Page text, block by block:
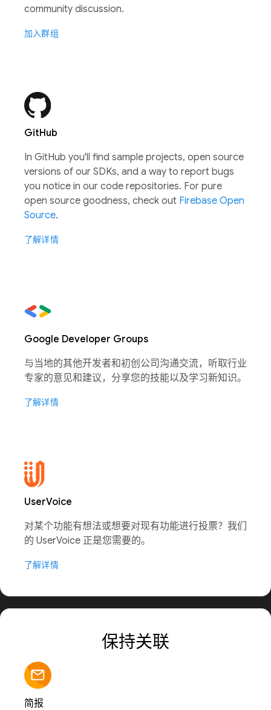
community discussion.
加入群组
GitHub
In GitHub you'll find sample projects, open source
versions of our SDKs, and a way to report bugs
you notice in our code repositories. For pure
open source goodness, check out Firebase Open
Source.
了解详情
Google Developer Groups
与当地的其他开发者和初创公司沟通交流，听取行业
专家的意见和建议，分享您的技能以及学习新知识。
了解详情
UserVoice
对某个功能有想法或想要对现有功能进行投票？我们
的 UserVoice 正是您需要的。
了解详情
保持关联
简报